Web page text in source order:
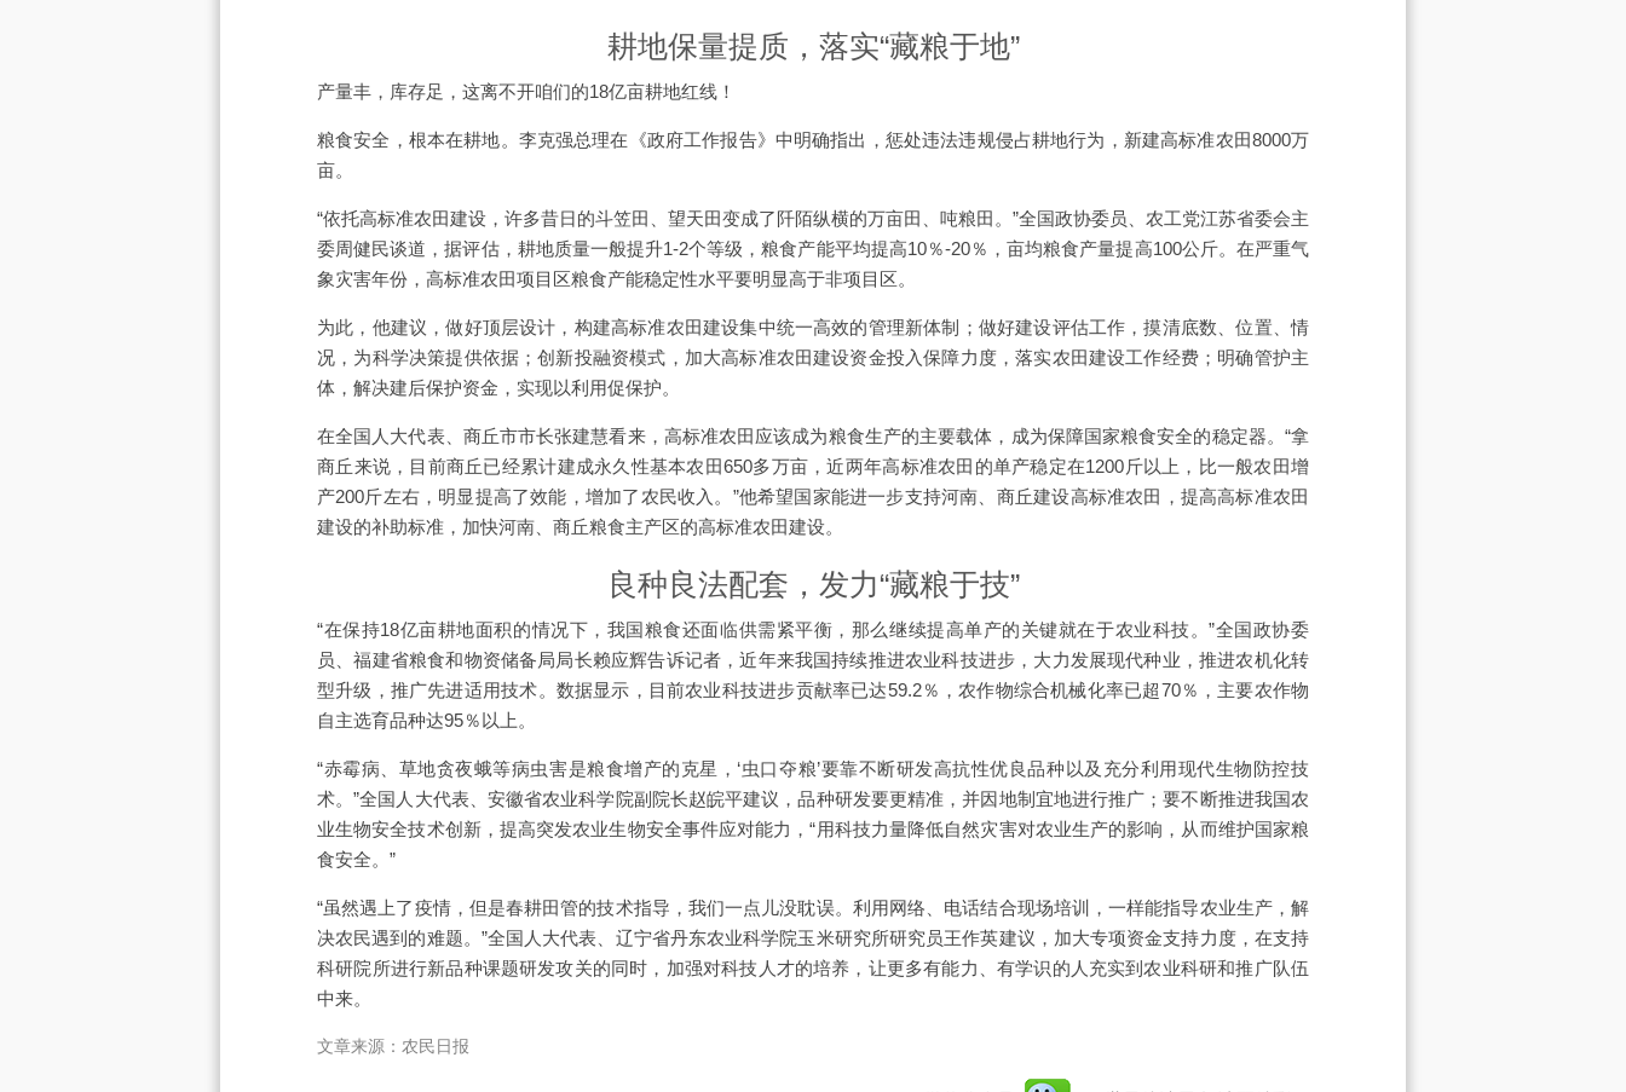
耕地保量提质，落实“藏粮于地”
产量丰，库存足，这离不开咱们的18亿亩耕地红线！
粮食安全，根本在耕地。李克强总理在《政府工作报告》中明确指出，惩处违法违规侵占耕地行为，新建高标准农田8000万
亩。
“依托高标准农田建设，许多昔日的斗笠田、望天田变成了阡陌纵横的万亩田、吨粮田。”全国政协委员、农工党江苏省委会主
委周健民谈道，据评估，耕地质量一般提升1-2个等级，粮食产能平均提高10％-20％，亩均粮食产量提高100公斤。在严重气
象灾害年份，高标准农田项目区粮食产能稳定性水平要明显高于非项目区。
为此，他建议，做好顶层设计，构建高标准农田建设集中统一高效的管理新体制；做好建设评估工作，摸清底数、位置、情
况，为科学决策提供依据；创新投融资模式，加大高标准农田建设资金投入保障力度，落实农田建设工作经费；明确管护主
体，解决建后保护资金，实现以利用促保护。
在全国人大代表、商丘市市长张建慧看来，高标准农田应该成为粮食生产的主要载体，成为保障国家粮食安全的稳定器。“拿
商丘来说，目前商丘已经累计建成永久性基本农田650多万亩，近两年高标准农田的单产稳定在1200斤以上，比一般农田增
产200斤左右，明显提高了效能，增加了农民收入。”他希望国家能进一步支持河南、商丘建设高标准农田，提高高标准农田
建设的补助标准，加快河南、商丘粮食主产区的高标准农田建设。
良种良法配套，发力“藏粮于技”
“在保持18亿亩耕地面积的情况下，我国粮食还面临供需紧平衡，那么继续提高单产的关键就在于农业科技。”全国政协委
员、福建省粮食和物资储备局局长赖应辉告诉记者，近年来我国持续推进农业科技进步，大力发展现代种业，推进农机化转
型升级，推广先进适用技术。数据显示，目前农业科技进步贡献率已达59.2％，农作物综合机械化率已超70％，主要农作物
自主选育品种达95％以上。
“赤霉病、草地贪夜蛾等病虫害是粮食增产的克星，‘虫口夺粮’要靠不断研发高抗性优良品种以及充分利用现代生物防控技
术。”全国人大代表、安徽省农业科学院副院长赵皖平建议，品种研发要更精准，并因地制宜地进行推广；要不断推进我国农
业生物安全技术创新，提高突发农业生物安全事件应对能力，“用科技力量降低自然灾害对农业生产的影响，从而维护国家粮
食安全。”
“虽然遇上了疫情，但是春耕田管的技术指导，我们一点儿没耽误。利用网络、电话结合现场培训，一样能指导农业生产，解
决农民遇到的难题。”全国人大代表、辽宁省丹东农业科学院玉米研究所研究员王作英建议，加大专项资金支持力度，在支持
科研院所进行新品种课题研发攻关的同时，加强对科技人才的培养，让更多有能力、有学识的人充实到农业科研和推广队伍
中来。
文章来源：农民日报